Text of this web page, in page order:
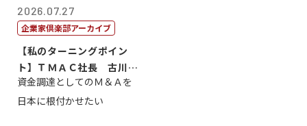
2026.07.27
企業家倶楽部アーカイブ
【私のターニングポイン
ト】ＴＭＡＣ社長 古川英
一
資金調達としてのＭ＆Ａを
日本に根付かせたい